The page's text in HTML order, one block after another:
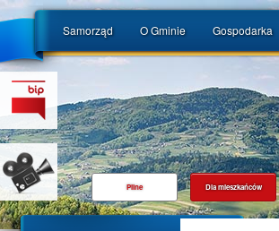
Samorząd O Gminie Gospodarka
Pilne Dla mieszkańców